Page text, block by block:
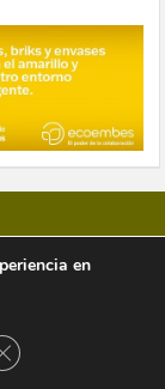
en
Cerrar el banner de